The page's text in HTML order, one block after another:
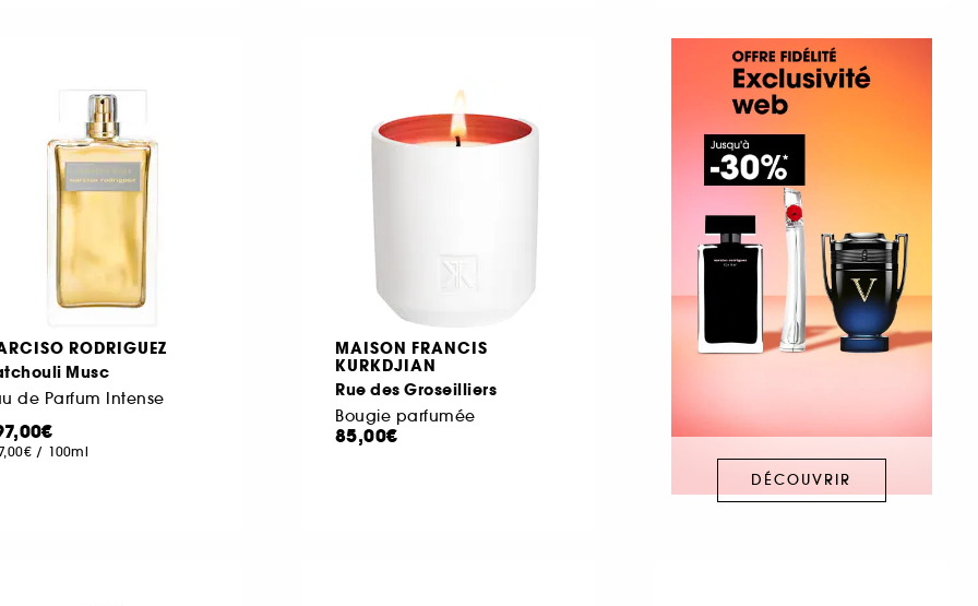
RODRIGUEZ
Musc
de Parfum Intense
/ 100ml
MAISON FRANCIS
KURKDJIAN
Rue des Groseilliers
Bougie parfumée
85,00€
DÉCOUVRIR